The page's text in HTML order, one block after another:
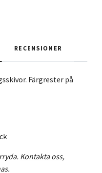
RECENSIONER
Färgrester på
Kontakta oss,